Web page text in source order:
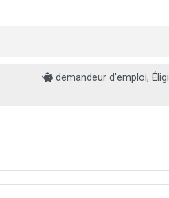
demandeur d’emploi,